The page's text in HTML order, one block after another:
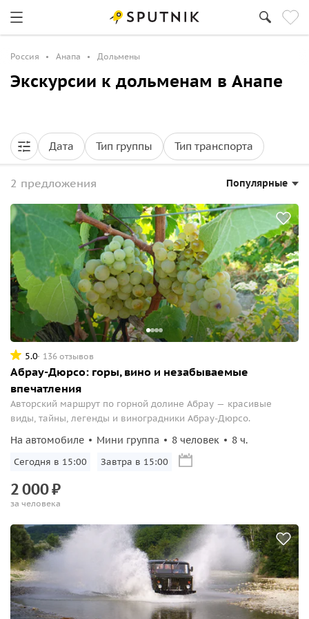
Россия Анапа Дольмены
Экскурсии к дольменам в Анапе
Дата Тип группы Тип транспорта
2 предложения Популярные
5.0 136 отзывов
Абрау-Дюрсо: горы, вино и незабываемые
впечатления
Авторский маршрут по горной долине Абрау — красивые
виды, тайны, легенды и виноградники Абрау-Дюрсо.
На автомобиле Мини группа 8 человек 8 ч.
Сегодня в 15:00 Завтра в 15:00
2000₽
за человека